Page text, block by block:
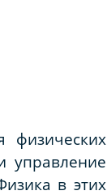
физических
управление
в этих